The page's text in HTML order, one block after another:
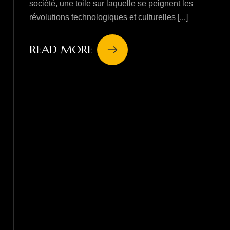
société, une toile sur laquelle se peignent les
révolutions technologiques et culturelles [...]
READ MORE